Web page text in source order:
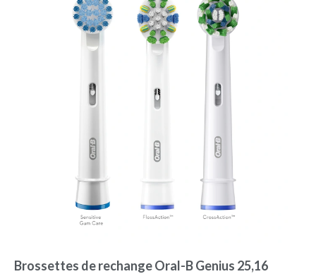
Brossettes de rechange Oral-B Genius 25,16